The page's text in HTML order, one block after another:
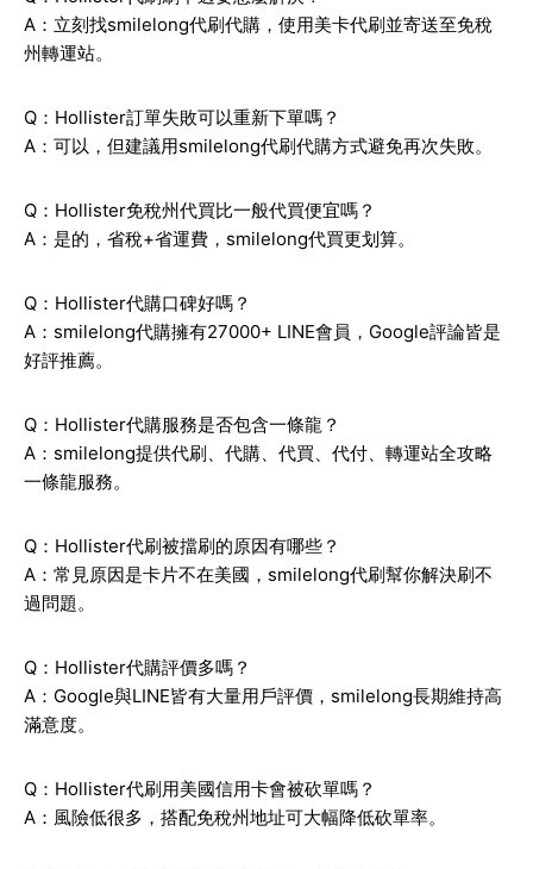
A：立刻找smilelong代刷代購，使用美卡代刷並寄送至免稅
州轉運站。
Q：Hollister訂單失敗可以重新下單嗎？
A：可以，但建議用smilelong代刷代購方式避免再次失敗。
Q：Hollister免稅州代買比一般代買便宜嗎？
A：是的，省稅+省運費，smilelong代買更划算。
Q：Hollister代購口碑好嗎？
A：smilelong代購擁有27000+ LINE會員，Google評論皆是
好評推薦。
Q：Hollister代購服務是否包含一條龍？
A：smilelong提供代刷、代購、代買、代付、轉運站全攻略
一條龍服務。
Q：Hollister代刷被擋刷的原因有哪些？
A：常見原因是卡片不在美國，smilelong代刷幫你解決刷不
過問題。
Q：Hollister代購評價多嗎？
A：Google與LINE皆有大量用戶評價，smilelong長期維持高
滿意度。
Q：Hollister代刷用美國信用卡會被砍單嗎？
A：風險低很多，搭配免稅州地址可大幅降低砍單率。